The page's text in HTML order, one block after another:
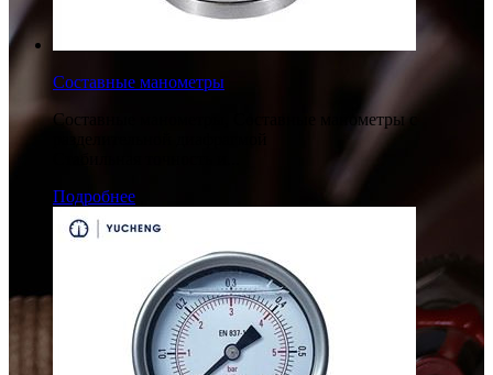
Составные манометры
Составные манометры, Составные манометры с
Подробнее